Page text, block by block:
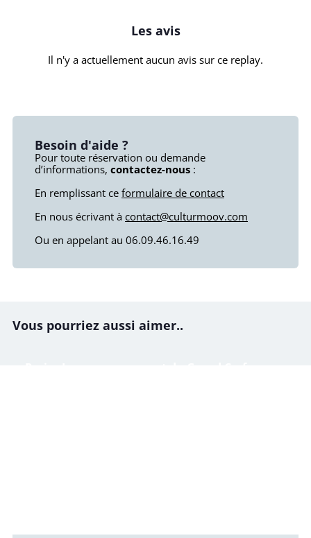
Les avis
Il n'y a actuellement aucun avis sur ce replay.
Besoin d'aide ?
Pour toute réservation ou demande
d’informations, contactez-nous :
En remplissant ce formulaire de contact
En nous écrivant à contact@culturmoov.com
Ou en appelant au 06.09.46.16.49
Vous pourriez aussi aimer..